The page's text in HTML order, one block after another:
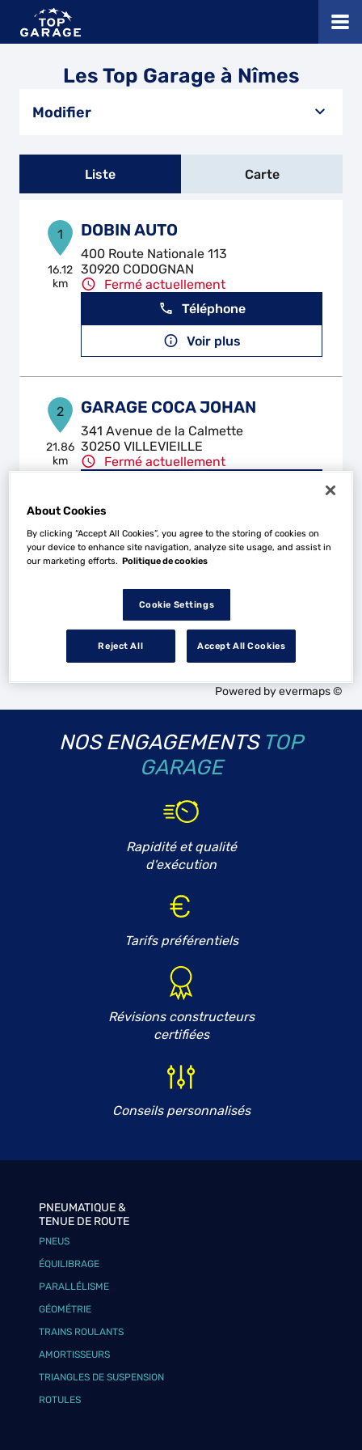
Les Top Garage à Nîmes
Modifier
Liste Carte
1
16.12
km
DOBIN AUTO
400 Route Nationale 113
30920 CODOGNAN
Fermé actuellement
Téléphone
Voir plus
2
21.86
km
GARAGE COCA JOHAN
341 Avenue de la Calmette
30250 VILLEVIEILLE
Fermé actuellement
Les Top Garage dans les villes à proximité
Powered byevermaps ©
NOS ENGAGEMENTS TOP
GARAGE
Rapidité et qualité
d'exécution
Tarifs préférentiels
Révisions constructeurs
certifiées
Conseils personnalisés
PNEUMATIQUE &
TENUE DE ROUTE
PNEUS
ÉQUILIBRAGE
PARALLÉLISME
GÉOMÉTRIE
TRAINS ROULANTS
AMORTISSEURS
TRIANGLES DE SUSPENSION
ROTULES
About Cookies
By clicking “Accept All Cookies”, you agree to the storing of cookies on
your device to enhance site navigation, analyze site usage, and assist in
our marketing efforts. Politique de cookies
Cookie Settings
Reject All Accept All Cookies